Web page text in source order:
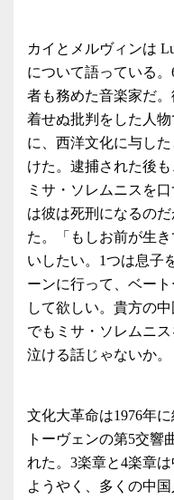
カイとメルヴィンは
について語っている
者も務めた音楽家だ
着せぬ批判をした人
に、西洋文化に与し
けた。逮捕された後
ミサ・ソレムニスを
は彼は死刑になるの
た。「もしお前が生
いしたい。1つは息子
ーンに行って、ベー
して欲しい。貴方の
でもミサ・ソレムニ
泣ける話じゃないか。
文化大革命は1976年
トーヴェンの第5交響
れた。3楽章と4楽章
ようやく、多くの中